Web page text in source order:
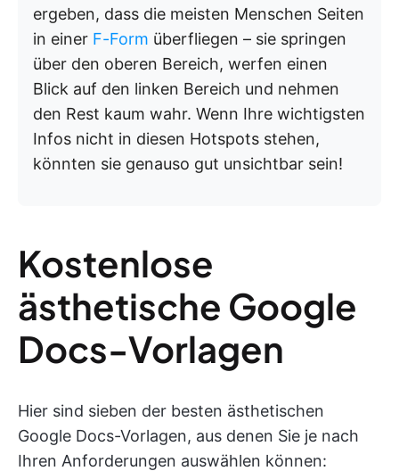
ergeben, dass die meisten Menschen Seiten
in einer F-Form überfliegen – sie springen
über den oberen Bereich, werfen einen
Blick auf den linken Bereich und nehmen
den Rest kaum wahr. Wenn Ihre wichtigsten
Infos nicht in diesen Hotspots stehen,
könnten sie genauso gut unsichtbar sein!
Kostenlose
ästhetische Google
Docs-Vorlagen
Hier sind sieben der besten ästhetischen
Google Docs-Vorlagen, aus denen Sie je nach
Ihren Anforderungen auswählen können: